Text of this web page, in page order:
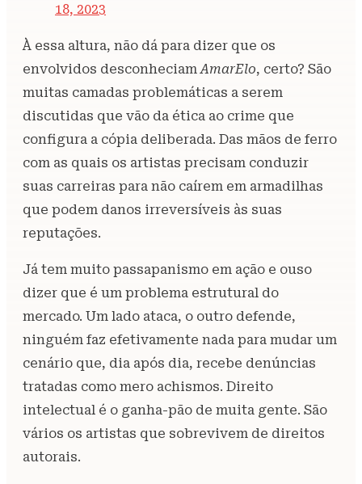
18, 2023
À essa altura, não dá para dizer que os
envolvidos desconheciamAmarElo, certo? São
muitas camadas problemáticas a serem
discutidas que vão da ética ao crime que
configura a cópia deliberada. Das mãos de ferro
com as quais os artistas precisam conduzir
suas carreiras para não caírem em armadilhas
que podem danos irreversíveis às suas
reputações.
Já tem muito passapanismo em ação e ouso
dizer que é um problema estrutural do
mercado. Um lado ataca, o outro defende,
ninguém faz efetivamente nada para mudar um
cenário que, dia após dia, recebe denúncias
tratadas como mero achismos. Direito
intelectual é o ganha-pão de muita gente. São
vários os artistas que sobrevivem de direitos
autorais.